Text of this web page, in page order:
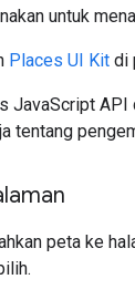
untuk
Places UI Kit di
JavaScript API
tentang
peta ke